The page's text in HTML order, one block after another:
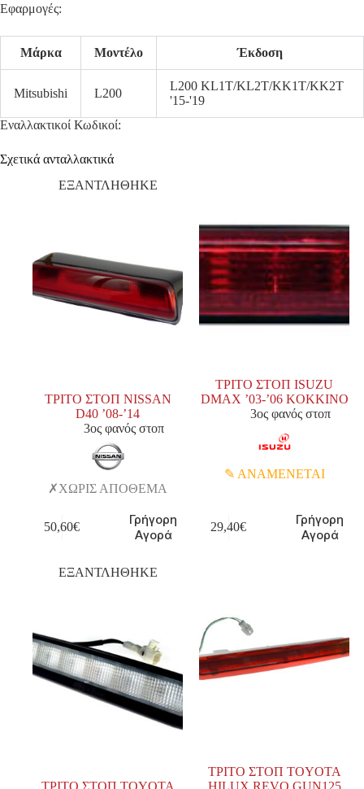
Εφαρμογές:
Μάρκα Μοντέλο Έκδοση
Mitsubishi L200
L200 KL1T/KL2T/KK1T/KK2T
'15-'19
Εναλλακτικοί Κωδικοί:
Σχετικά ανταλλακτικά
ΕΞΑΝΤΛΗΘΗΚΕ
ΤΡΙΤΟ ΣΤΟΠ NISSAN
D40 ’08-’14
3ος φανός στοπ
ΧΩΡΙΣ ΑΠΟΘΕΜΑ
50,60€
Γρήγορη
Αγορά
ΤΡΙΤΟ ΣΤΟΠ ISUZU
DMAX ’03-’06 KOKKINO
3ος φανός στοπ
ΑΝΑΜΕΝΕΤΑΙ
29,40€
Γρήγορη
Αγορά
ΕΞΑΝΤΛΗΘΗΚΕ
ΤΡΙΤΟ ΣΤΟΠ TOYOTA